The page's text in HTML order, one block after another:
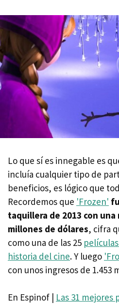
Lo que sí es innegable es
incluía cualquier tipo de
beneficios, es lógico que
Recordemos que 'Frozen'
taquillera de 2013 con
millones de dólares, cifra
como una de las 25
historia del cine. Y luego
con unos ingresos de 1.453
En Espinof | Las 31 mejores